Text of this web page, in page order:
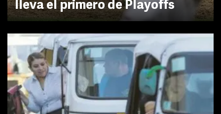
lleva el primero de Playoffs